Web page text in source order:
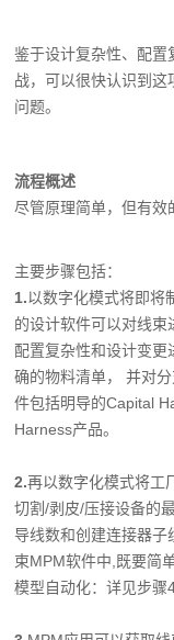
鉴于设计复杂性、配置
战，可以很快认识到
问题。
流程概述
尽管原理简单，但有效
主要步骤包括：
1.以数字化模式将即将
的设计软件可以对线
配置复杂性和设计变更
确的物料清单， 并对
件包括明导的Capital
Harness产品。
2.再以数字化模式将工
切割/剥皮/压接设备的
导线数和创建连接器
束MPM软件中,既要简
模型自动化：详见步骤4